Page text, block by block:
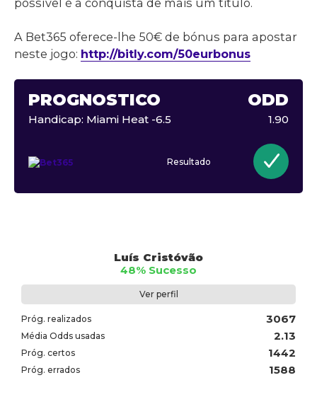
A Bet365 oferece-lhe 50€ de bónus para apostar
neste jogo: http://bitly.com/50eurbonus
PROGNÓSTICO ODD
Handicap: Miami Heat -6.5 1.90
Resultado
Luís Cristóvão
48% Sucesso
Ver perfil
Próg. realizados 3067
Média Odds usadas 2.13
Próg. certos 1442
Próg. errados 1588